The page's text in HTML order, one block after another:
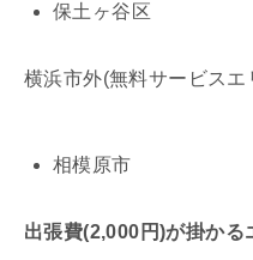
保土ヶ谷区
横浜市外(無料サービスエ
相模原市
出張費(2,000円)が掛かる